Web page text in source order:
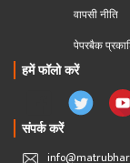
वापसी नीति
पेपरबैक
हमें फॉलो करें
संपर्क करें